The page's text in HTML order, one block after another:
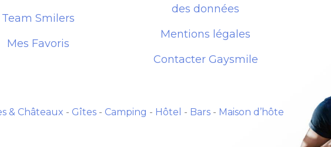
Team Smilers
Mes Favoris
des données
Mentions légales
Contacter Gaysmile
& Châteaux - Gîtes- Camping - Hôtel - Bars- Maison d’hôte